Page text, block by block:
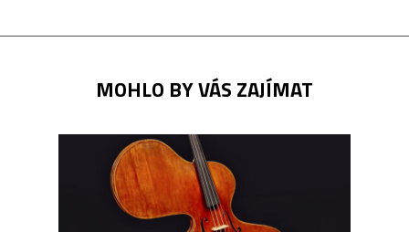
MOHLO BY VÁS ZAJÍMAT